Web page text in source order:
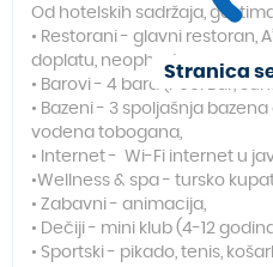
Od hotelskih sadržaja,
• Restorani - glavni restoran,
doplatu, neophodna
• Barovi - 4 bara (Pool Bar,
• Bazeni - 3 spoljašnja
vodena tobogana,
• Internet - Wi-Fi internet u
•Wellness & spa - tursko
• Zabavni - animacija,
• Dečiji - mini klub (4-12
• Sportski - pikado, tenis,
Stranica